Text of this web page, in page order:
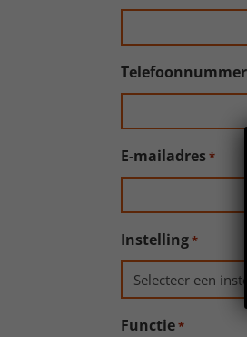
Telefoonnummer
E-mailadres*
Instelling*
Functie*